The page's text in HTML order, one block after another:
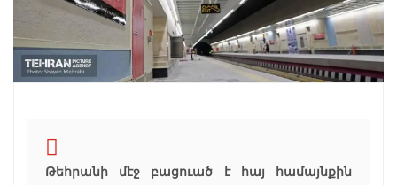
Թեհրանի մէջ բացուած է հայ համայնքին